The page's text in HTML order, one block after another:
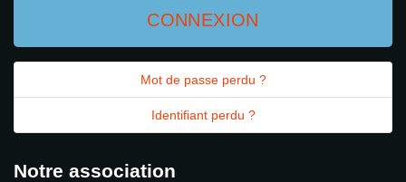
CONNEXION
Mot de passe perdu ?
Identifiant perdu ?
Notre association